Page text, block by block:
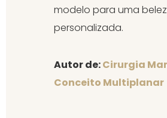
modelo para uma
personalizada.
Autor de:Cirurgia
Conceito Multiplanar